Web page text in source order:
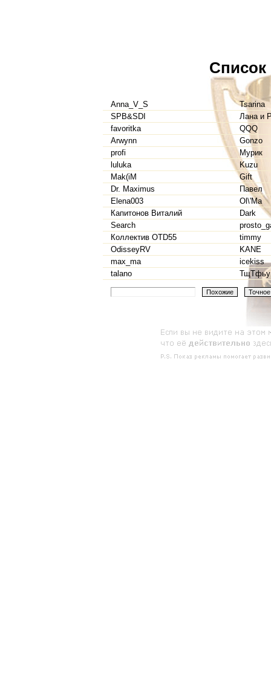
Список
Anna_V_S
Tsarina
SPB&SDI
Лана и
favoritka
QQQ
Arwynn
Gonzo
profi
Мурик
luluka
Kuzu
Mak(iM
Gift
Dr. Maximus
Павел
Elena003
Ol\'Ma
Капитонов Виталий
Dark
Search
Коллектив OTD55
timmy
OdisseyRV
KANE
max_ma
icekiss
talano
ТщТфьу